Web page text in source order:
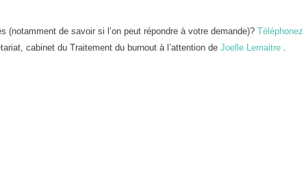
(notamment de savoir si l’on peut répondre à votre demande)? Téléphonez
cabinet du Traitement du burnout à l’attention de Joelle Lemaitre .